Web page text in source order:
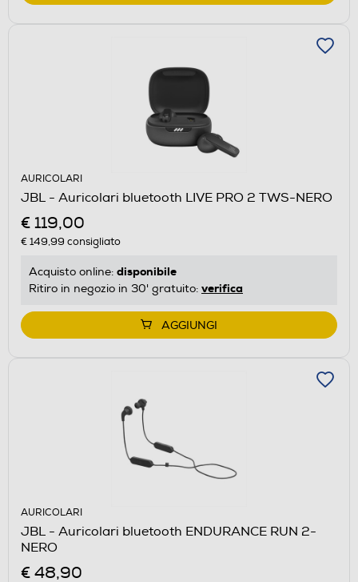
AURICOLARI
JBL - Auricolari bluetooth LIVE PRO 2 TWS-NERO
€ 119,00
€ 149,99 consigliato
Acquisto online: disponibile
Ritiro in negozio in 30' gratuito: verifica
AGGIUNGI
AURICOLARI
JBL - Auricolari bluetooth ENDURANCE RUN 2-
NERO
€ 48,90